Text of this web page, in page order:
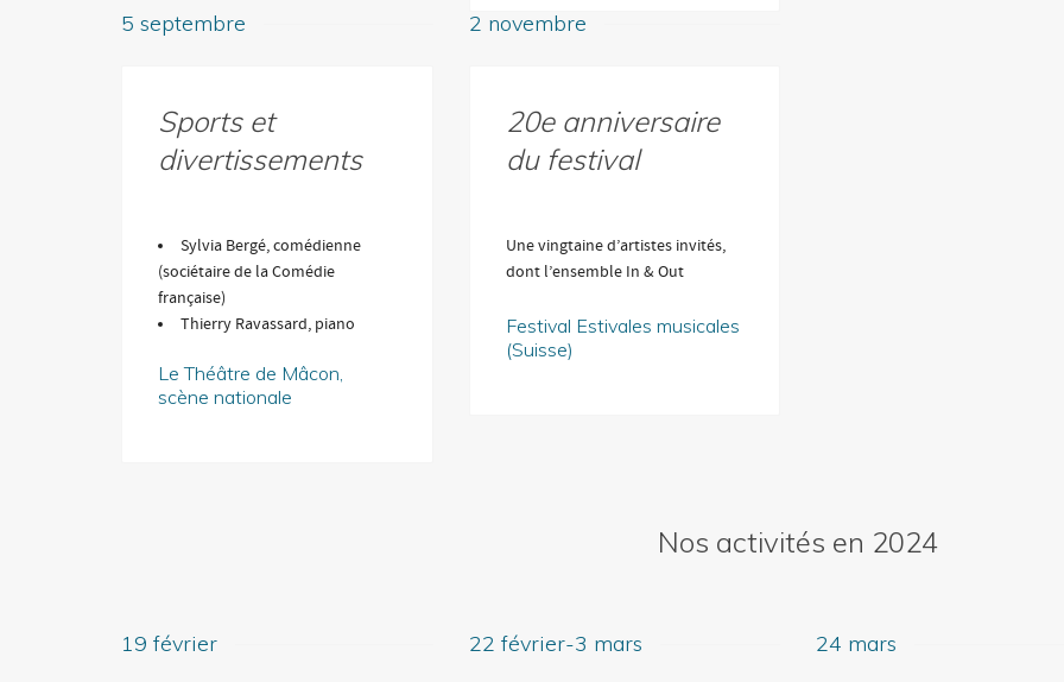
5 septembre
Sports et
divertissements
Sylvia Bergé, comédienne
(sociétaire de la Comédie
française)
Thierry Ravassard, piano
Le Théâtre de Mâcon,
scène nationale
2 novembre
20e anniversaire
du festival
Une vingtaine d’artistes invités,
dont l’ensemble In & Out
Festival Estivales musicales
(Suisse)
Nos activités en 2024
19 février 22 février-3 mars 24 mars